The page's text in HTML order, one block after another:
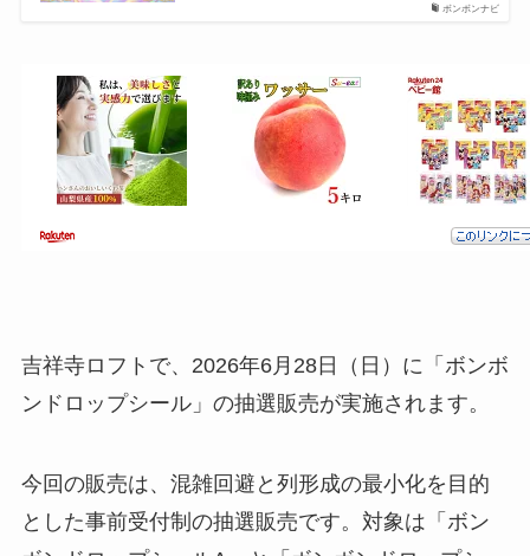
ボンボンナビ
吉祥寺ロフトで、2026年6月28日（日）に「ボンボ
ンドロップシール」の抽選販売が実施されます。
今回の販売は、混雑回避と列形成の最小化を目的
とした事前受付制の抽選販売です。対象は「ボン